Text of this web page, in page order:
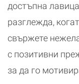
достъпна
разглежда,
свържете
с позитивни
за да го